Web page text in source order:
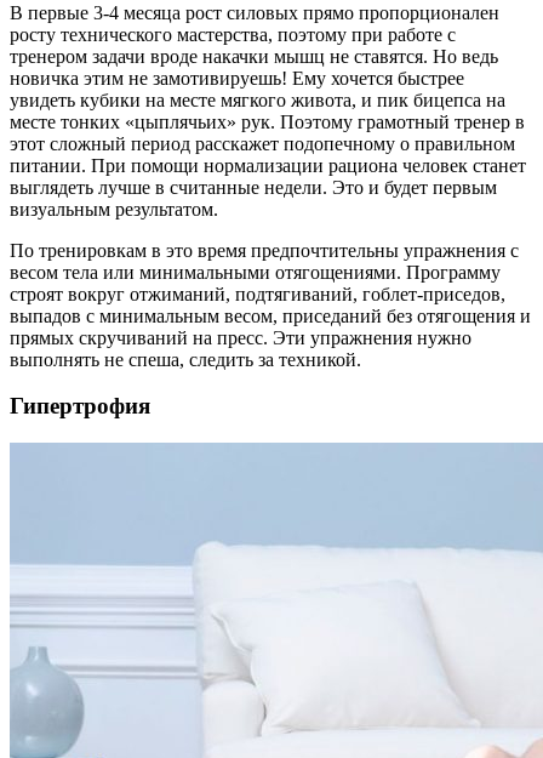
В первые 3-4 месяца рост силовых прямо пропорционален
росту технического мастерства, поэтому при работе с
тренером задачи вроде накачки мышц не ставятся. Но ведь
новичка этим не замотивируешь! Ему хочется быстрее
увидеть кубики на месте мягкого живота, и пик бицепса на
месте тонких «цыплячьих» рук. Поэтому грамотный тренер в
этот сложный период расскажет подопечному о правильном
питании. При помощи нормализации рациона человек станет
выглядеть лучше в считанные недели. Это и будет первым
визуальным результатом.
По тренировкам в это время предпочтительны упражнения с
весом тела или минимальными отягощениями. Программу
строят вокруг отжиманий, подтягиваний, гоблет-приседов,
выпадов с минимальным весом, приседаний без отягощения и
прямых скручиваний на пресс. Эти упражнения нужно
выполнять не спеша, следить за техникой.
Гипертрофия